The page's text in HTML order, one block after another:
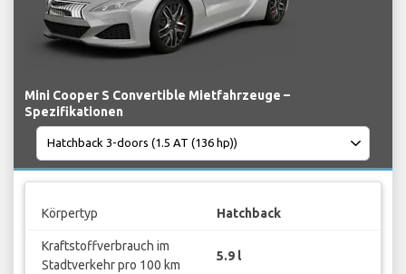
Mini Cooper S Convertible Mietfahrzeuge –
Spezifikationen
Körpertyp Hatchback
Kraftstoffverbrauch im
Stadtverkehr pro 100 km
5.9 l